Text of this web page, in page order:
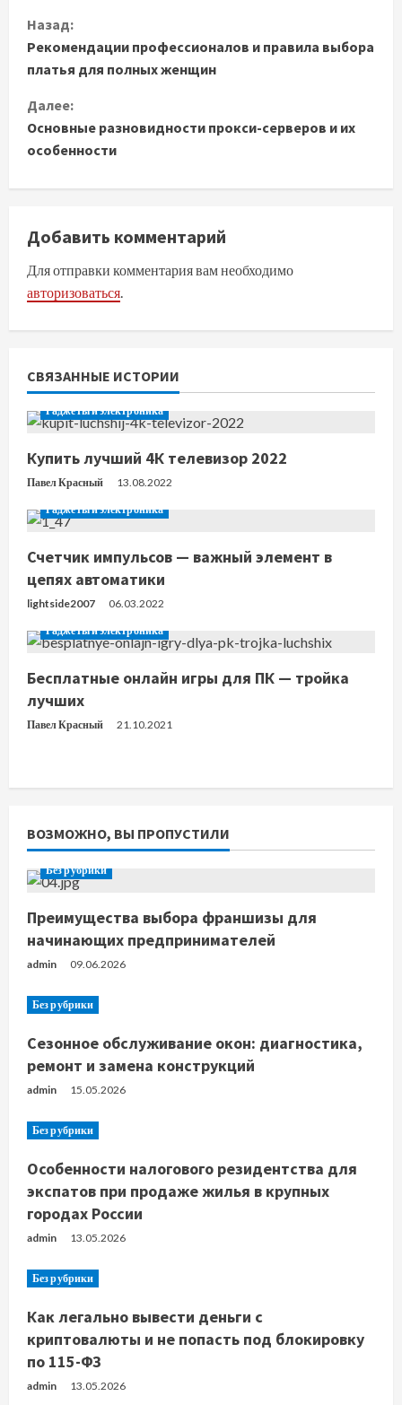
П
р
о
д
ж
и
ч
т
е
н
и
е
Назад:
Рекомендации профессионалов и правила выбора
платья для полных женщин
Далее:
Основные разновидности прокси-серверов и их
особенности
Добавить комментарий
Для отправки комментария вам необходимо
авторизоваться.
СВЯЗАННЫЕ ИСТОРИИ
Гаджеты и электроника
Купить лучший 4К телевизор 2022
Павел Красный
13.08.2022
Гаджеты и электроника
Счетчик импульсов — важный элемент в
цепях автоматики
lightside2007
06.03.2022
Гаджеты и электроника
Бесплатные онлайн игры для ПК — тройка
лучших
Павел Красный 21.10.2021
ВОЗМОЖНО, ВЫ ПРОПУСТИЛИ
Без рубрики
Преимущества выбора франшизы для
начинающих предпринимателей
admin 09.06.2026
Без рубрики
Сезонное обслуживание окон: диагностика,
ремонт и замена конструкций
admin 15.05.2026
Без рубрики
Особенности налогового резидентства для
экспатов при продаже жилья в крупных
городах России
admin 13.05.2026
Без рубрики
Как легально вывести деньги с
криптовалюты и не попасть под блокировку
по 115-ФЗ
admin 13.05.2026